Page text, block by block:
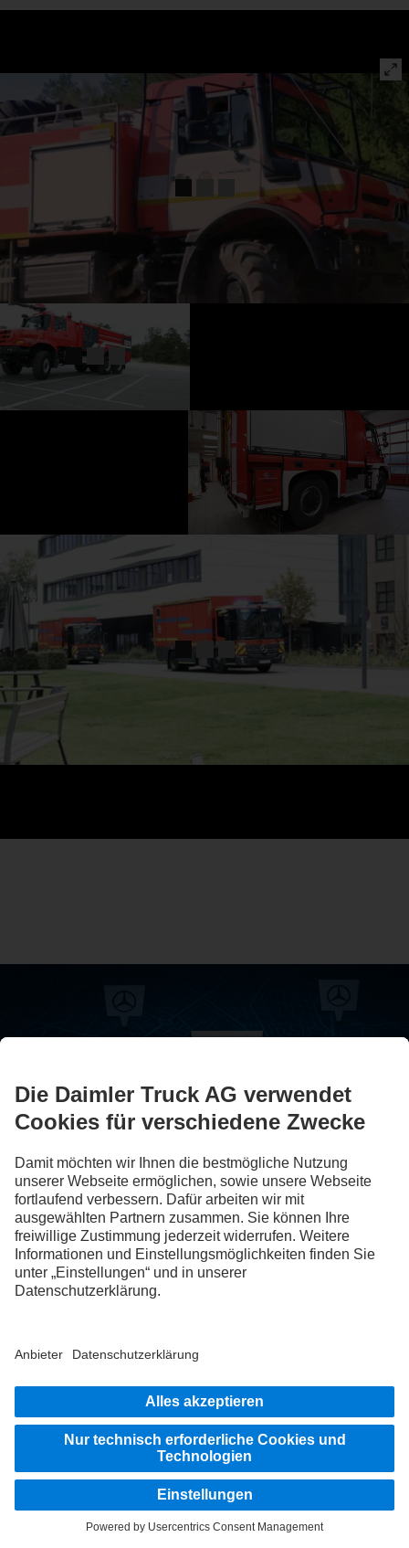
Persönliche Beratung und kompetenter Service: Finde hier
deinen Mercedes‑Benz Trucks Händler in deiner Nähe.
Du möchtest direkt eine Beratung anfordern? Dann nimm hier
Kontakt aufnehmen